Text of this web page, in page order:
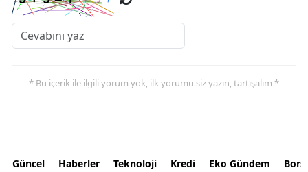
* Bu içerik ile ilgili yorum yok, ilk yorumu siz yazın, tartışalım *
Güncel Haberler Teknoloji Kredi Eko Gündem